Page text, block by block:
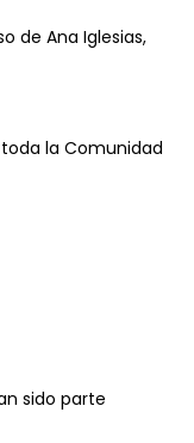
de Ana Iglesias,
la Comunidad
sido parte